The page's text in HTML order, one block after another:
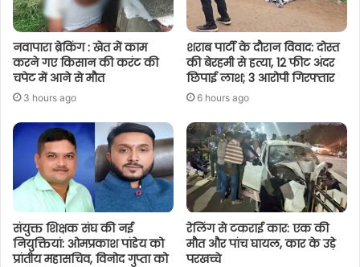
नवापारा ब्रेकिंग : खेत में काम
करने गए किसान की करंट की
चपेट में आने से मौत
3 hours ago
शराब पार्टी के दौरान विवाद: दोस्त
की बेरहमी से हत्या, 12 फीट अंदर
छिपाई लाश; 3 आरोपी गिरफ्तार
6 hours ago
संयुक्त शिक्षक संघ की नई
नियुक्तियां: ओमप्रकाश पांडेय को
प्रांतीय महासचिव, विनोद गुप्ता को
रेलिंग से टकराई कार: एक की
मौत और पांच घायल, कार के उड़े
परखच्चे